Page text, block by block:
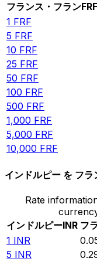
フランス・フランFRF
1 FRF
5 FRF
10 FRF
25 FRF
50 FRF
100 FRF
500 FRF
1,000 FRF
5,000 FRF
10,000 FRF
インドルピー を フ
Rate
インドルピーINR フ
1 INR
5 INR